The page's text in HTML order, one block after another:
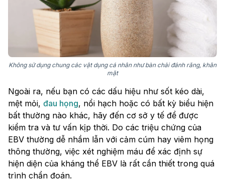
Không sử dụng chung các vật dụng cá nhân như bàn chải đánh răng, khăn
mặt
Ngoài ra, nếu bạn có các dấu hiệu như sốt kéo dài,
mệt mỏi, đau họng, nổi hạch hoặc có bất kỳ biểu hiện
bất thường nào khác, hãy đến cơ sở y tế để được
kiểm tra và tư vấn kịp thời. Do các triệu chứng của
EBV thường dễ nhầm lẫn với cảm cúm hay viêm họng
thông thường, việc xét nghiệm máu để xác định sự
hiện diện của kháng thể EBV là rất cần thiết trong quá
trình chẩn đoán.